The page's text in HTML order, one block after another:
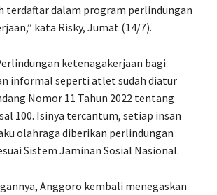
terdaftar dalam program perlindungan
kata Risky, Jumat (14/7).
ketenagakerjaan bagi
informal seperti atlet sudah diatur
Nomor 11 Tahun 2022 tentang
100. Isinya tercantum, setiap insan
olahraga diberikan perlindungan
Sistem Jaminan Sosial Nasional.
Anggoro kembali menegaskan